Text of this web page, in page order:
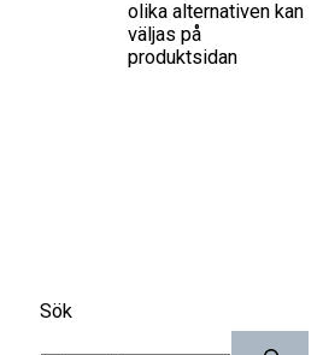
Sök
olika alternativen kan
väljas på
produktsidan